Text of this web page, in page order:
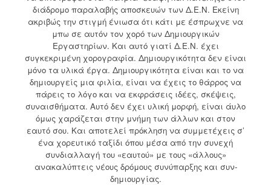
διάδρομο παραλαβής αποσκευών των Δ.Ε.Ν. Εκείνη
ακριβώς την στιγμή ένιωσα ότι κάτι με έσπρωχνε να
μπω σε αυτόν τον χορό των Δημιουργικών
Εργαστηρίων. Και αυτό γιατί Δ.Ε.Ν. έχει
συγκεκριμένη χορογραφία. Δημιουργικότητα δεν είναι
μόνο τα υλικά έργα. Δημιουργικότητα είναι και το να
δημιουργείς μια φιλία, είναι να έχεις το θάρρος να
πάρεις το λόγο και να εκφράσεις ιδέες, σκέψεις,
συναισθήματα. Αυτό δεν έχει υλική μορφή, είναι άυλο
όμως χαράζεται στην μνήμη των άλλων και στον
εαυτό σου. Και αποτελεί πρόκληση να συμμετέχεις σ’
ένα χορευτικό ταξίδι όπου μέσα από την συνεχή
συνδιαλλαγή του «εαυτού» με τους «άλλους»
ανακαλύπτεις νέους δρόμους συνύπαρξης και συν-
δημιουργίας.